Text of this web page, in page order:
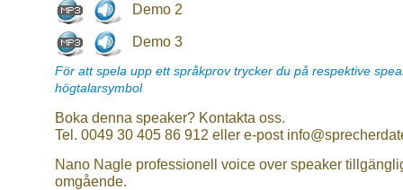
Demo 2
Demo 3
För att spela upp ett språkprov trycker du på respektive
högtalarsymbol
Boka denna speaker? Kontakta oss.
Tel. 0049 30 405 86 912 eller e-post
Nano Nagle professionell voice over speaker
omgående.